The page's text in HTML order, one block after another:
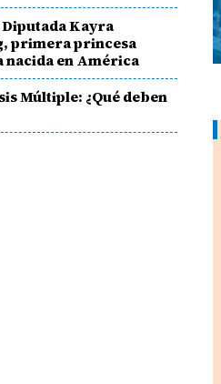
Diputada Kayra
primera princesa
nacida en América
Múltiple: ¿Qué deben